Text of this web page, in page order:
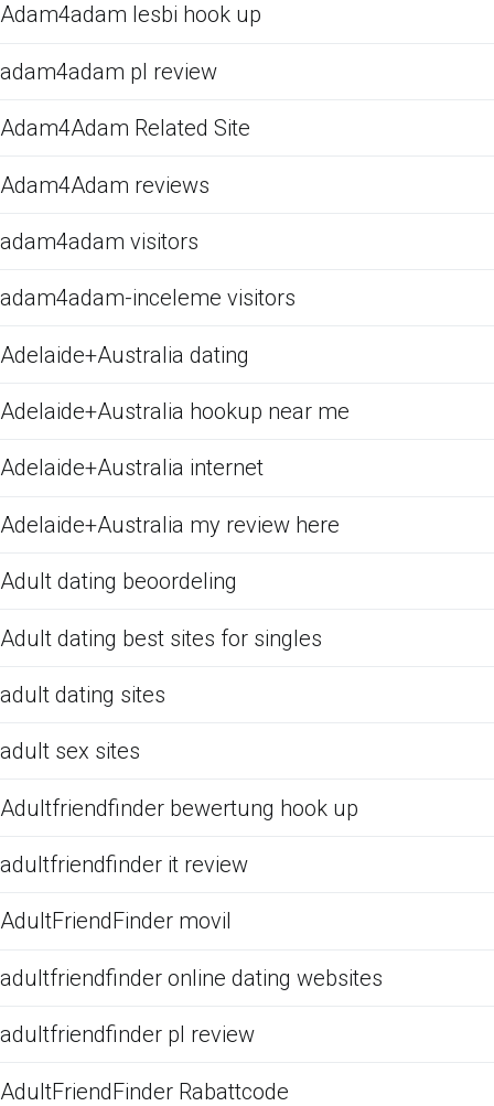
Adam4adam lesbi hook up
adam4adam pl review
Adam4Adam Related Site
Adam4Adam reviews
adam4adam visitors
adam4adam-inceleme visitors
Adelaide+Australia dating
Adelaide+Australia hookup near me
Adelaide+Australia internet
Adelaide+Australia my review here
Adult dating beoordeling
Adult dating best sites for singles
adult dating sites
adult sex sites
Adultfriendfinder bewertung hook up
adultfriendfinder it review
AdultFriendFinder movil
adultfriendfinder online dating websites
adultfriendfinder pl review
AdultFriendFinder Rabattcode